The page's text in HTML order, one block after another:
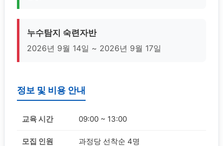
누수탐지 숙련자반
2026년 9월 14일 ~ 2026년 9월 17일
정보 및 비용 안내
교육 시간 09:00 ~ 13:00
모집 인원 과정당 선착순 4명